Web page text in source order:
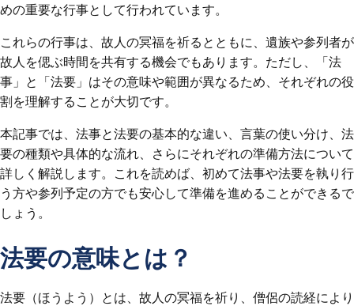
めの重要な行事として行われています。
これらの行事は、故人の冥福を祈るとともに、遺族や参列者が
故人を偲ぶ時間を共有する機会でもあります。ただし、「法
事」と「法要」はその意味や範囲が異なるため、それぞれの役
割を理解することが大切です。
本記事では、法事と法要の基本的な違い、言葉の使い分け、法
要の種類や具体的な流れ、さらにそれぞれの準備方法について
詳しく解説します。これを読めば、初めて法事や法要を執り行
う方や参列予定の方でも安心して準備を進めることができるで
しょう。
法要の意味とは？
法要（ほうよう）とは、故人の冥福を祈り、僧侶の読経により